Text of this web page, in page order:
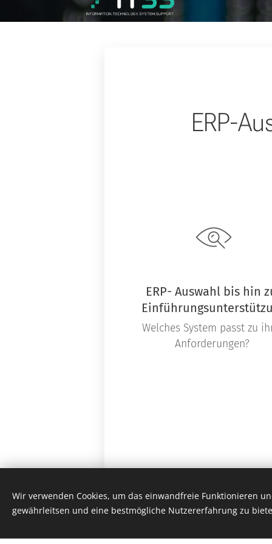
ERP-
ERP- Auswahl bis hin
Welches System passt zu
Anforderungen?
Wir verwenden Cookies, um das einwandfreie Funktionieren
gewährleitsen und eine bestmögliche Nutzererfahrung zu